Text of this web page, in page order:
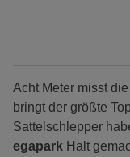
Acht Meter misst
bringt der größte
Sattelschlepper
egapark Halt